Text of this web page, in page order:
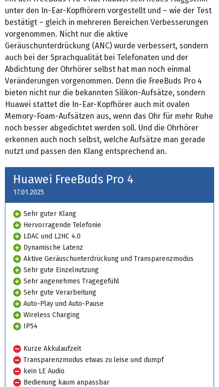
unter den In-Ear-Kopfhörern vorgestellt und – wie der Test
bestätigt – gleich in mehreren Bereichen Verbesserungen
vorgenommen. Nicht nur die aktive
Geräuschunterdrückung (ANC) wurde verbessert, sondern
auch bei der Sprachqualität bei Telefonaten und der
Abdichtung der Ohrhörer selbst hat man noch einmal
Veränderungen vorgenommen. Denn die FreeBuds Pro 4
bieten nicht nur die bekannten Silikon-Aufsätze, sondern
Huawei stattet die In-Ear-Kopfhörer auch mit ovalen
Memory-Foam-Aufsätzen aus, wenn das Ohr für mehr Ruhe
noch besser abgedichtet werden soll. Und die Ohrhörer
erkennen auch noch selbst, welche Aufsätze man gerade
nutzt und passen den Klang entsprechend an.
Huawei FreeBuds Pro 4
17.01.2025
Sehr guter Klang
Hervorragende Telefonie
LDAC und L2HC 4.0
Dynamische Latenz
Aktive Geräuschunterdrückung und Transparenzmodus
Sehr gute Einzelnutzung
Sehr angenehmes Tragegefühl
Sehr gute Verarbeitung
Auto-Play und Auto-Pause
Wireless Charging
IP54
Kurze Akkulaufzeit
Transparenzmodus etwas zu leise und dumpf
kein LE Audio
Bedienung kaum anpassbar